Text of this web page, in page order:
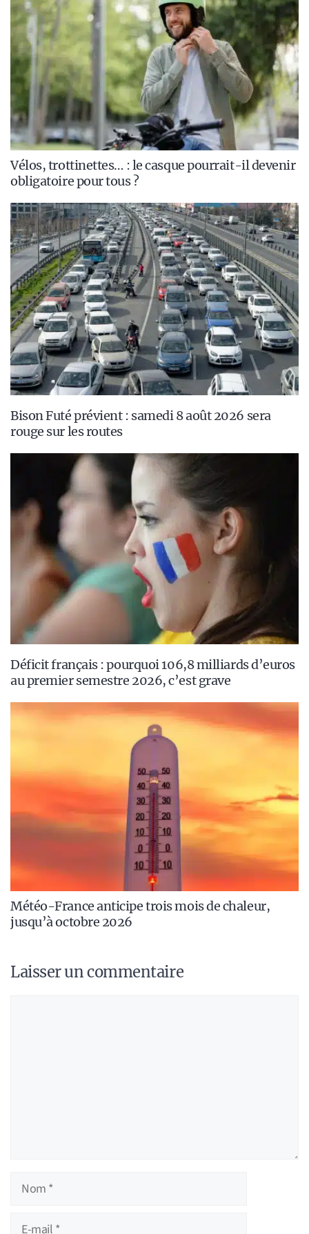
Vélos, trottinettes… : le casque pourrait-il devenir
obligatoire pour tous ?
Bison Futé prévient : samedi 8 août 2026 sera
rouge sur les routes
Déficit français : pourquoi 106,8 milliards d’euros
au premier semestre 2026, c’est grave
Météo-France anticipe trois mois de chaleur,
jusqu’à octobre 2026
Laisser un commentaire
Nom